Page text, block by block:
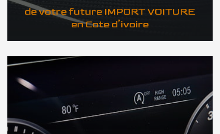
de votre future IMPORT VOITURE
en Cote d’ivoire
DÉCOUVREZ VOTRE INSPECTION AUTO en Cote d’ivoire